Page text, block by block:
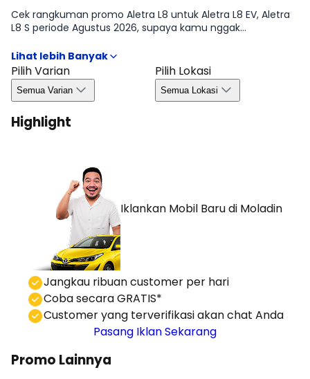
Cek rangkuman promo Aletra L8 untuk Aletra L8 EV, Aletra
L8 S periode Agustus 2026, supaya kamu nggak
dari benefit yang biasanya ditawarkan, syarat umum,
hingga hal yang perlu kamu perhatikan seperti
ketersediaan unit dan ketentuan area, jadi proses memilih
varian terasa lebih aman dan efisien.
Pilih Varian
Semua Varian
Pilih Lokasi
Semua Lokasi
Highlight
Iklankan Mobil Barudi Moladin
⁠Jangkau ribuan customer per hari
Coba secara GRATIS*
⁠⁠Customer yang terverifikasi akan chat Anda
Pasang Iklan Sekarang
Promo Lainnya